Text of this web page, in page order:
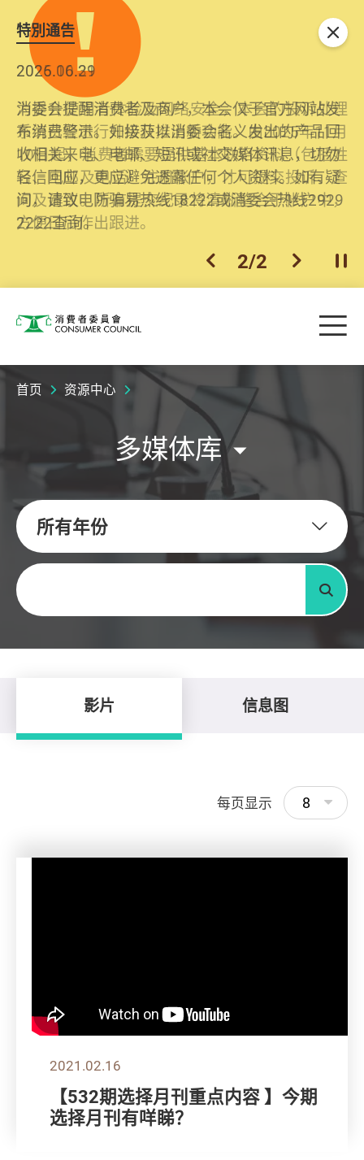
特別通告
2026.06.29
消委会提醒消费者及商户，本会仅于官方网站发
布消费警示。如接获以消委会名义发出的产品回
收相关来电、电邮、短讯或社交媒体讯息，切勿
轻信回应，更应避免透露任何个人资料。如有疑
问，请致电防骗易热线18222或消委会热线2929
2222查询。
2025.10.31
为提升使用者体验及网络安全，本会的投诉处理
系统已经进行升级及推出新功能。由2025年11月
10日起，消费者需要提供基本联络资料（包括姓
名、电邮及电话）注册帐户，才可提交投诉、查
询及建议。所有提交纪录将清晰整合于帐户中，
方便日后作出跟进。
上一个
2/2 下一个开
关闭
消费者委员会 目
首页 资源中心
多媒体库
所有年份
关键字
搜寻
影片 信息图
每页显示 8
2021.02.16
【532期选择月刊重点内容 】今期
选择月刊有咩睇？